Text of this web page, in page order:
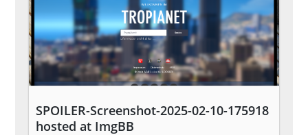
SPOILER-Screenshot-2025-02-10-175918
hosted at ImgBB